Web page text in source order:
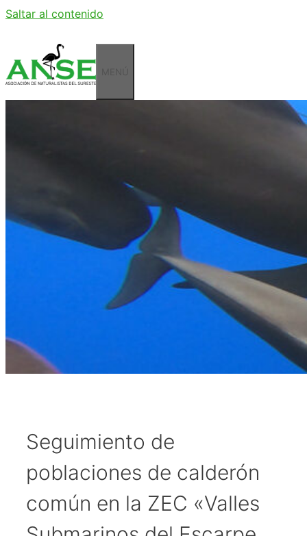
Saltar al contenido
Seguimiento de
poblaciones de calderón
común en la ZEC «Valles